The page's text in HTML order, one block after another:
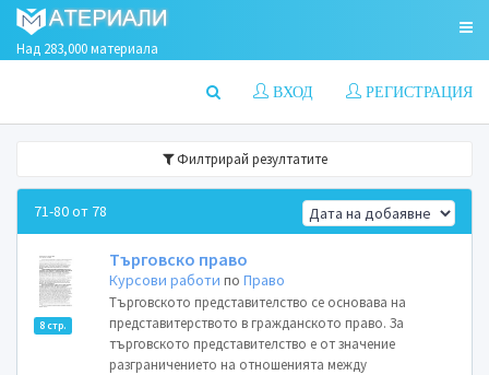
Над 283,000 материала
РЕГИСТРАЦИЯ
ВХОД
Филтрирай резултатите
71-80 от 78
8 стр.
Търговско право
Курсови работи поПраво
Търговското представителство се основава на
представитерството в гражданското право. За
търговското представителство е от значение
разграничението на отношенията между